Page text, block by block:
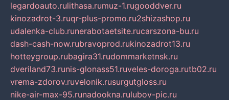
legardoauto.rulithasa.rumuz-1.rugooddver.ru
kinozadrot-3.ruqr-plus-promo.ru2shizashop.ru
udalenka-club.runerabotaetsite.rucarszona-bu.ru
dash-cash-now.rubravoprod.rukinozadrot13.ru
hotteygroup.rubagira31.rudommarketnsk.ru
dveriland73.runis-glonass51.ruveles-doroga.rutb02.ru
vrema-zdorov.ruvelonik.rusurgutgloss.ru
nike-air-max-95.runadookna.rulubov-pic.ru